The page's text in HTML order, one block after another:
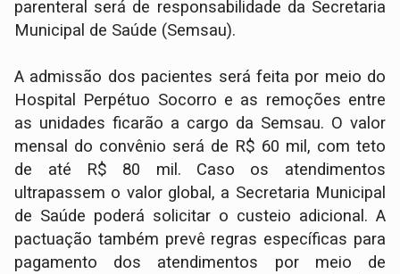
parenteral será de responsabilidade da Secretaria
Municipal de Saúde (Semsau).
A admissão dos pacientes será feita por meio do
Hospital Perpétuo Socorro e as remoções entre
as unidades ficarão a cargo da Semsau. O valor
mensal do convênio será de R$ 60 mil, com teto
de até R$ 80 mil. Caso os atendimentos
ultrapassem o valor global, a Secretaria Municipal
de Saúde poderá solicitar o custeio adicional. A
pactuação também prevê regras específicas para
pagamento dos atendimentos por meio de